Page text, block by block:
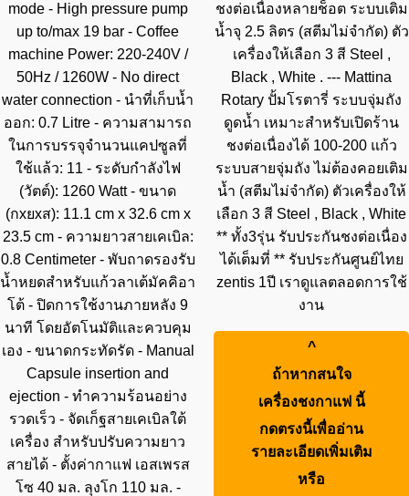
mode - High pressure pump
up to/max 19 bar - Coffee
machine Power: 220-240V /
50Hz / 1260W - No direct
water connection - นำที่เก็บน้ำ
ออก: 0.7 Litre - ความสามารถ
ในการบรรจุจำนวนแคปซูลที่
ใช้แล้ว: 11 - ระดับกำลังไฟ
(วัตต์): 1260 Watt - ขนาด
(กxยxส): 11.1 cm x 32.6 cm x
23.5 cm - ความยาวสายเคเบิล:
0.8 Centimeter - พับถาดรองรับ
น้ำหยดสำหรับแก้วลาเต้มัคคิอา
โต้ - ปิดการใช้งานภายหลัง 9
นาที โดยอัตโนมัติและควบคุม
เอง - ขนาดกระทัดรัด - Manual
Capsule insertion and
ejection - ทำความร้อนอย่าง
รวดเร็ว - จัดเก็ฐสายเคเบิลใต้
เครื่อง สำหรับปรับความยาว
สายได้ - ตั้งค่ากาแฟ เอสเพรส
โซ 40 มล. ลุงโก 110 มล. -
ชงต่อเนื่องหลายช็อต ระบบเติม
น้ำจุ 2.5 ลิตร (สตีมไม่จำกัด) ตัว
เครื่องให้เลือก 3 สี Steel ,
Black , White . --- Mattina
Rotary ปั้มโรตารี่ ระบบจุ่มถัง
ดูดน้ำ เหมาะสำหรับเปิดร้าน
ชงต่อเนื่องได้ 100-200 แก้ว
ระบบสายจุ่มถัง ไม่ต้องคอยเติม
น้ำ (สตีมไม่จำกัด) ตัวเครื่องให้
เลือก 3 สี Steel , Black , White
** ทั้ง3รุ่น รับประกันชงต่อเนื่อง
ได้เต็มที่ ** รับประกันศูนย์ไทย
zentis 1ปี เราดูแลตลอดการใช้
งาน
^
ถ้าหากสนใจ
เครื่องชงกาแฟ นี้
กดตรงนี้เพื่ออ่าน
รายละเอียดเพิ่มเติม
หรือ